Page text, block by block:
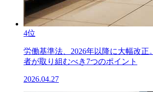
4位
労働基準法、2026年以降に大幅改正
者が取り組むべき7つのポイント
2026.04.27